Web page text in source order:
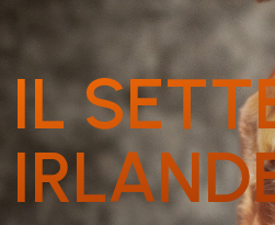
ROSSO Eleganza
Intelligenza
Sensibilità